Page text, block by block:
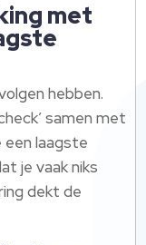
met
hebben.
samen met
een laagste
je vaak niks
dekt de